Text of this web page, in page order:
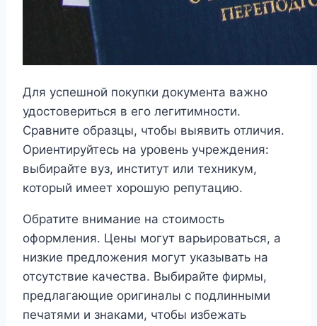
Для успешной покупки документа важно
удостовериться в его легитимности.
Сравните образцы, чтобы выявить отличия.
Ориентируйтесь на уровень учреждения:
выбирайте вуз, институт или техникум,
который имеет хорошую репутацию.
Обратите внимание на стоимость
оформления. Цены могут варьироваться, а
низкие предложения могут указывать на
отсутствие качества. Выбирайте фирмы,
предлагающие оригиналы с подлинными
печатями и знаками, чтобы избежать